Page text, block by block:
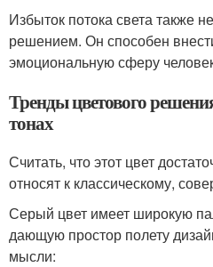
Избыток потока света также
решением. Он способен
эмоциональную сферу
Тренды цветового
тонах
Считать, что этот цвет
относят к классическому,
Серый цвет имеет широкую
дающую простор полету
мысли: